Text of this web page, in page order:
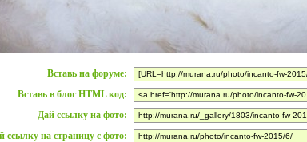
Вставь на форуме:
Вставь в блог HTML код:
Дай ссылку на фото:
ссылку на страницу с фото: